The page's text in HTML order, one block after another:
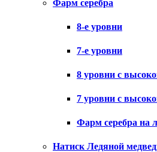
Фарм серебра
8-е уровни
7-е уровни
8 уровни с
7 уровни с
Фарм серебра на
Натиск Ледяной